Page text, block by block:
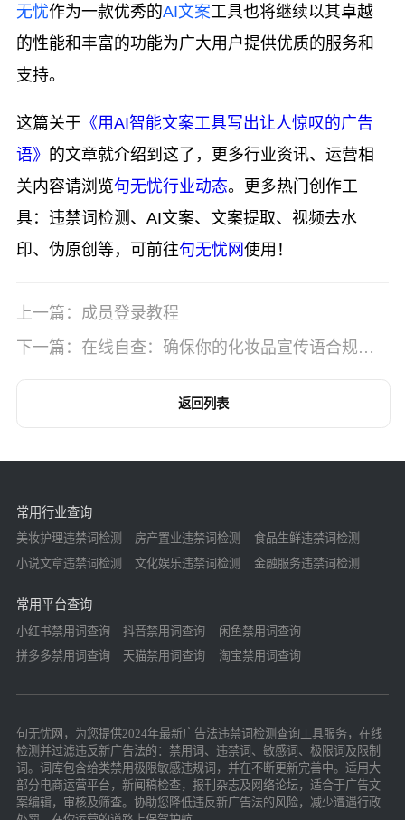
无忧作为一款优秀的AI文案工具也将继续以其卓越
的性能和丰富的功能为广大用户提供优质的服务和
支持。
这篇关于 《用AI智能文案工具写出让人惊叹的广告
语》 的文章就介绍到这了，更多行业资讯、运营相
关内容请浏览句无忧行业动态。更多热门创作工
具：违禁词检测、AI文案、文案提取、视频去水
印、伪原创等，可前往句无忧网使用！
上一篇：成员登录教程
下一篇：在线自查：确保你的化妆品宣传语合规性
返回列表
常用行业查询
美妆护理违禁词检测 房产置业违禁词检测
食品生鲜违禁词检测
小说文章违禁词检测
文化娱乐违禁词检测 金融服务违禁词检测
常用平台查询
小红书禁用词查询 抖音禁用词查询
闲鱼禁用词查询
拼多多禁用词查询
天猫禁用词查询 淘宝禁用词查询
句无忧网，为您提供2024年最新广告法违禁词检测查询工具服务，在线
检测并过滤违反新广告法的：禁用词、违禁词、敏感词、极限词及限制
词。词库包含给类禁用极限敏感违规词，并在不断更新完善中。适用大
部分电商运营平台，新闻稿检查，报刊杂志及网络论坛，适合于广告文
案编辑，审核及筛查。协助您降低违反新广告法的风险，减少遭遇行政